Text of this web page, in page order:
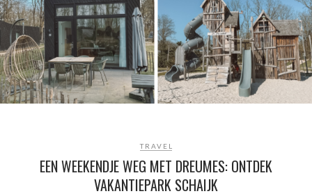
TRAVEL
EEN WEEKENDJE WEG MET DREUMES: ONTDEK
VAKANTIEPARK SCHAIJK